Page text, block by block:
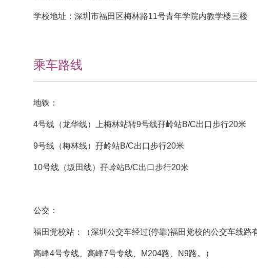
学校地址：深圳市福田区梅林路11号青年学院内教学楼三楼
乘车路线
地铁：
4号线（龙华线）上梅林站转9号线孖岭站B/C出口步行20米
9号线（梅林线）孖岭站B/C出口步行20米
10号线（坂田线）孖岭站B/C出口步行20米
公交：
福田党校站：（深圳公交车经过(停靠)福田党校的公交车线路
高峰4号专线、高峰7号专线、M204路、N9路。）